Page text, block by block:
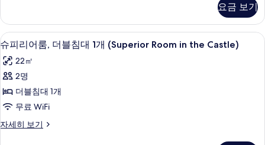
대
개
(Tradition
Room
in
the
Castle)
사
룸,
더
블
침
대
(Tradition
Room
the
요금 보기
슈
피
리
어
룸,
더
블
슈피리어룸, 더블침대 1개 (Superior
4
슈피리어룸, 더블침대 1개 (Superior Room in the Castle)
22㎡
2명
더블침대 1개
무료 WiFi
자세히 보기
슈